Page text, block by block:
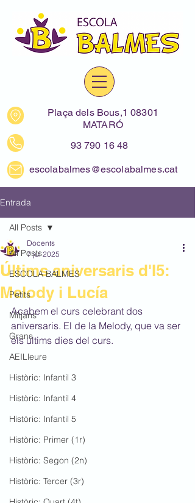
Plaça dels Bous,1 08301
MATARÓ
93 790 16 48
escolabalmes@escolabalmes.cat
Entrada
All Posts
ESCOLA BALMES
Petits
Mitjans
Grans
AEILleure
Històric: Infantil 3
Històric: Infantil 4
Històric: Infantil 5
Històric: Primer (1r)
Històric: Segon (2n)
Històric: Tercer (3r)
All Posts
Últims aniversaris d'I5:
Melody i Lucía
Docents
7 jul 2025
Acabem el curs celebrant dos
aniversaris. El de la Melody, que va ser
els últims dies del curs.